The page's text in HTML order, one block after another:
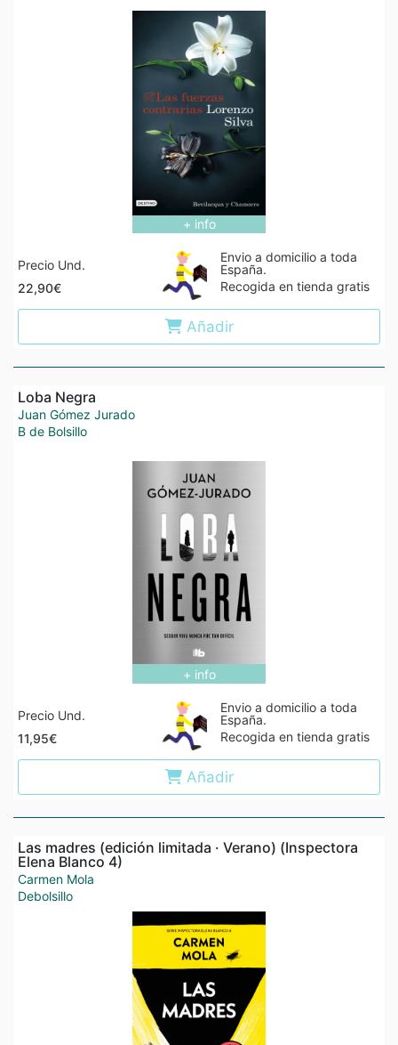
+ info
Precio Und.
22,90€
Envio a domicilio a toda
España.
Recogida en tienda gratis
Añadir
Loba Negra
Juan Gómez Jurado
B de Bolsillo
+ info
Precio Und.
11,95€
Envio a domicilio a toda
España.
Recogida en tienda gratis
Añadir
Las madres (edición limitada · Verano) (Inspectora
Elena Blanco 4)
Carmen Mola
Debolsillo